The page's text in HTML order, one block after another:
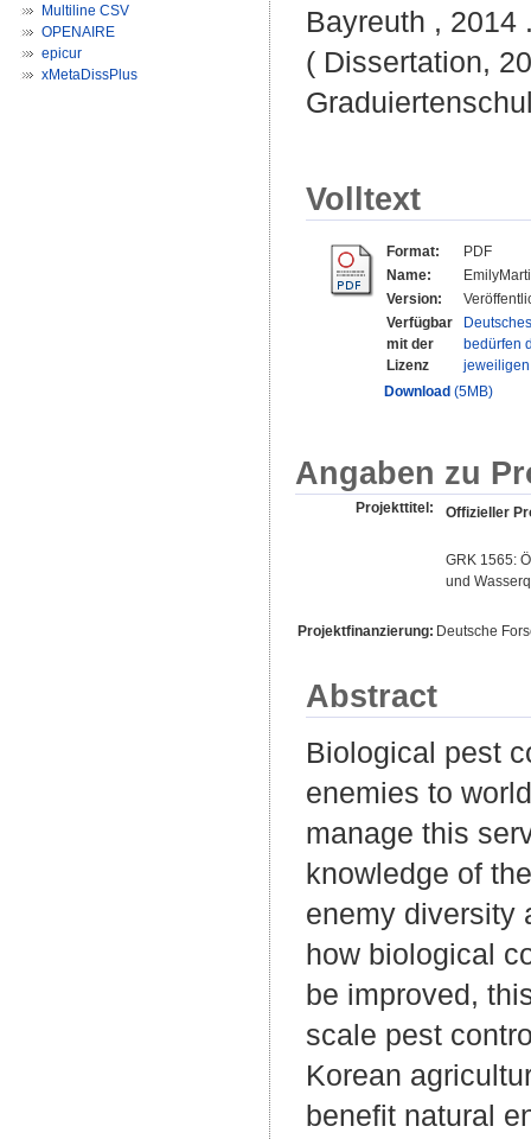
Multiline CSV
OPENAIRE
epicur
xMetaDissPlus
Bayreuth , 2014
( Dissertation,
Volltext
Format:
PDF
Name:
Version:
Verfügbar
mit der
Lizenz
bedürfen
Download (5MB)
Angaben zu
Projekttitel: Offizieller
GRK 1565:
und
Projektfinanzierung: Deutsche
Abstract
Biological pest
enemies to
manage this
knowledge of
enemy diversity
how biological
be improved,
scale pest
Korean
benefit natural